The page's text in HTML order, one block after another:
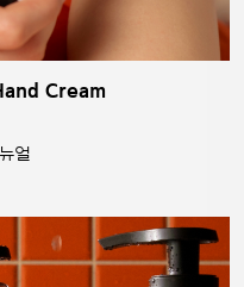
Cream
얼